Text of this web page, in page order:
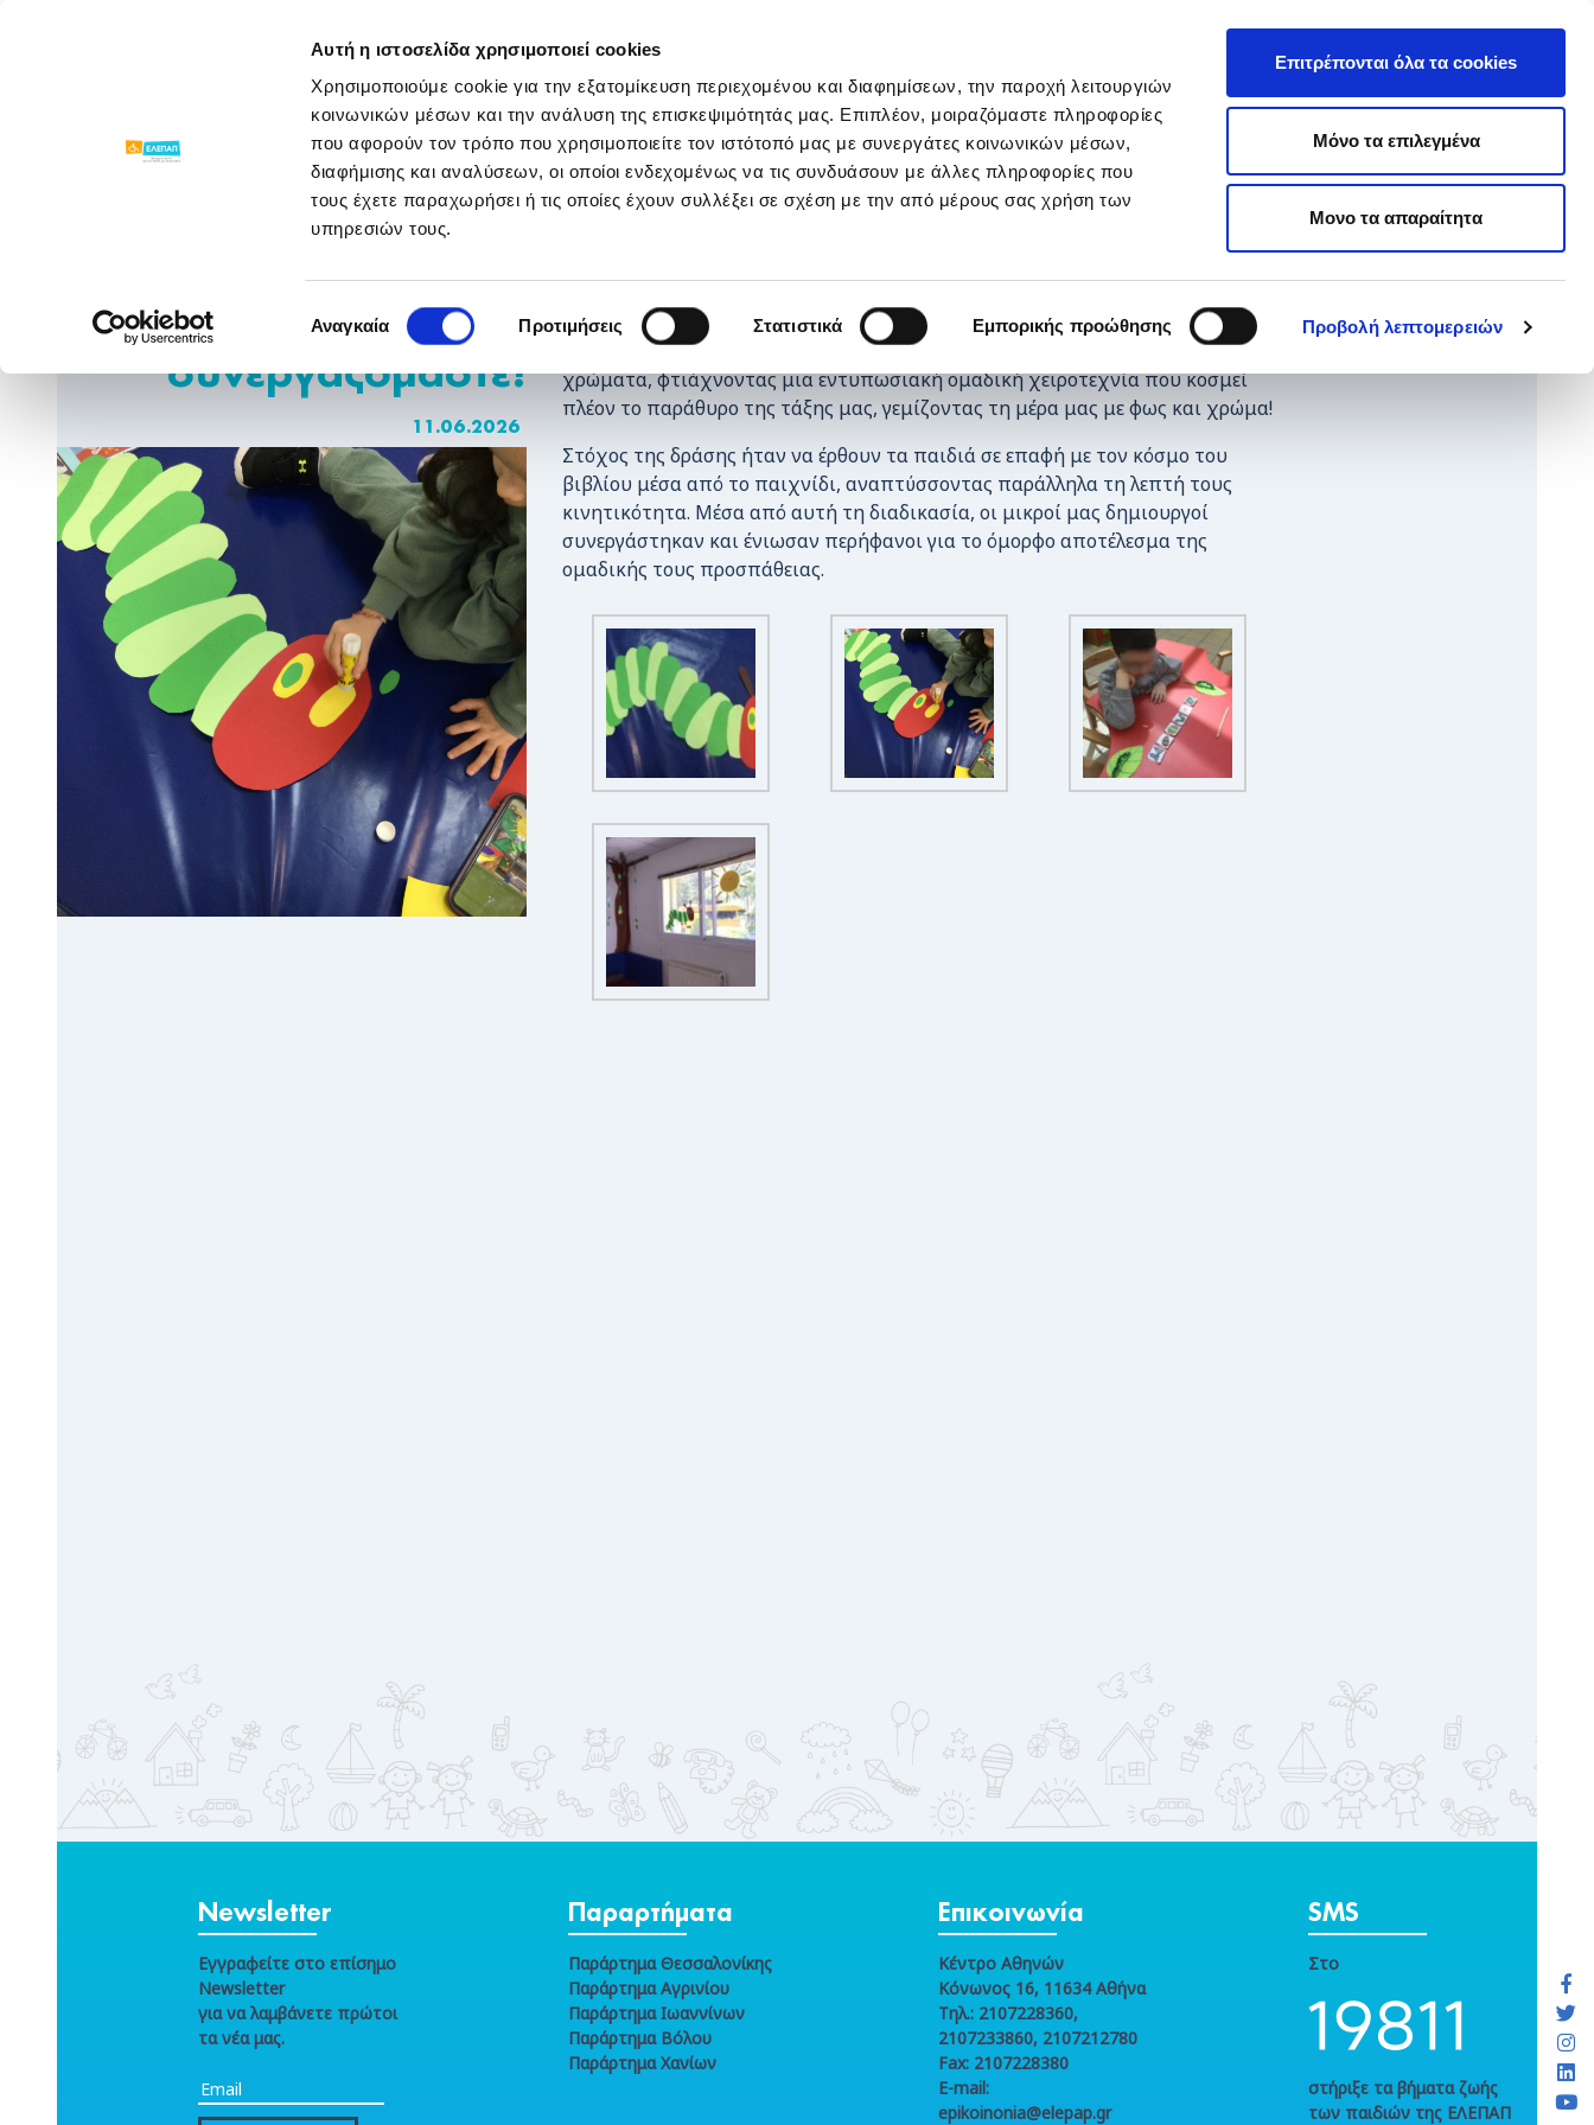
Αυτή η ιστοσελίδα χρησιμοποιεί cookies
Χρησιμοποιούμε cookie για την εξατομίκευση περιεχομένου και διαφημίσεων, την παροχή λειτουργιών
κοινωνικών μέσων και την ανάλυση της επισκεψιμότητάς μας. Επιπλέον, μοιραζόμαστε πληροφορίες
που αφορούν τον τρόπο που χρησιμοποιείτε τον ιστότοπό μας με συνεργάτες κοινωνικών μέσων,
διαφήμισης και αναλύσεων, οι οποίοι ενδεχομένως να τις συνδυάσουν με άλλες πληροφορίες που
τους έχετε παραχωρήσει ή τις οποίες έχουν συλλέξει σε σχέση με την από μέρους σας χρήση των
υπηρεσιών τους.
συγκατάθεσης
Αναγκαία Προτιμήσεις Στατιστικά Εμπορικής προώθησης Προβολή λεπτομερειών
Επιτρέπονται όλα τα cookies
Μόνο τα επιλεγμένα
Μονο τα απαραίτητα
ΓΝΩΡΙΣΕ ΜΑΣ ΠΡΟΓΡΑΜΜΑΤΑ ΣΤΗΡΙΞΕ ΜΑΣ
ΥΙΟΘΕΣΙΑ ΚΑΝΕ ΔΩΡΕΑ
Νέα Παραρτημάτων / Μαθαίνουμε, δημιουργούμε και συνεργαζόμαστε!
Μαθαίνουμε,
δημιουργούμε και
συνεργαζόμαστε!
11.06.2026
Με αφορμή την ανάγνωση του κλασικού παραμυθιού «Μια πολύ πεινασμένη
κάμπια», οι μικροί μας μαθητές κόψανε, κολλήσανε και ταιριάξανε τα
χρώματα, φτιάχνοντας μια εντυπωσιακή ομαδική χειροτεχνία που κοσμεί
πλέον το παράθυρο της τάξης μας, γεμίζοντας τη μέρα μας με φως και χρώμα!
Στόχος της δράσης ήταν να έρθουν τα παιδιά σε επαφή με τον κόσμο του
βιβλίου μέσα από το παιχνίδι, αναπτύσσοντας παράλληλα τη λεπτή τους
κινητικότητα. Μέσα από αυτή τη διαδικασία, οι μικροί μας δημιουργοί
συνεργάστηκαν και ένιωσαν περήφανοι για το όμορφο αποτέλεσμα της
ομαδικής τους προσπάθειας.
Newsletter
Εγγραφείτε στο επίσημο
Newsletter
για να λαμβάνετε πρώτοι
τα νέα μας.
Παραρτήματα
Παράρτημα Θεσσαλονίκης
Παράρτημα Αγρινίου
Παράρτημα Ιωαννίνων
Παράρτημα Βόλου
Παράρτημα Χανίων
Επικοινωνία
Κέντρο Αθηνών
Κόνωνος 16, 11634 Αθήνα
Τηλ.: 2107228360,
2107233860, 2107212780
Fax: 2107228380
E-mail:
epikoinonia@elepap.gr
SMS
Στο
στήριξε τα βήματα ζωής
των παιδιών της ΕΛΕΠΑΠ
EΛ